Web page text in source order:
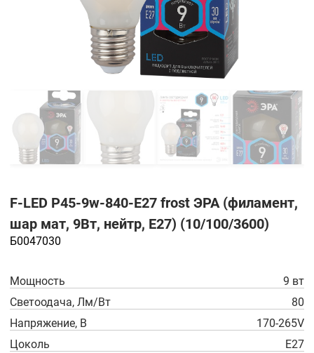
F-LED P45-9w-840-E27 frost ЭРА (филамент,
шар мат, 9Вт, нейтр, E27) (10/100/3600)
Б0047030
Мощность
9 вт
Светоодача, Лм/Вт
80
Напряжение, В
170-265V
Цоколь
E27